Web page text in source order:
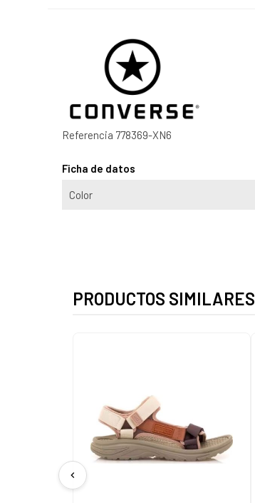
Referencia 778369-XN6
Ficha de datos
Color
PRODUCTOS SIMILARES
chevron_left